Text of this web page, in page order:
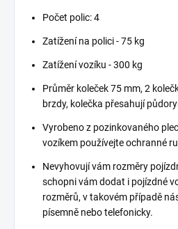
Počet polic: 4
Zatížení na polici - 75 kg
Zatížení vozíku - 300 kg
Průměr koleček 75 mm, 2
brzdy, kolečka přesahují
Vyrobeno z pozinkovaného
vozíkem používejte ochranné
Nevyhovují vám rozměry
schopni vám dodat i pojízdné
rozměrů, v takovém případě
písemně nebo telefonicky.